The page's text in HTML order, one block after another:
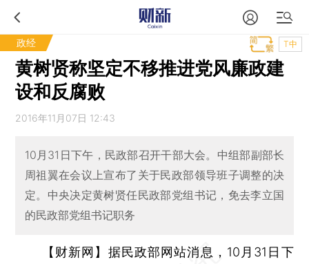
政经 T中
黄树贤称坚定不移推进党风廉政建
设和反腐败
2016年11月07日 12:43
10月31日下午，民政部召开干部大会。中组部副部长
周祖翼在会议上宣布了关于民政部领导班子调整的决
定。中央决定黄树贤任民政部党组书记，免去李立国
的民政部党组书记职务
【财新网】 据民政部网站消息，10月31日下